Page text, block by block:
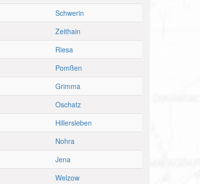
Schwerin
Zeithain
Riesa
Pomßen
Grimma
Oschatz
Hillersleben
Nohra
Jena
Welzow